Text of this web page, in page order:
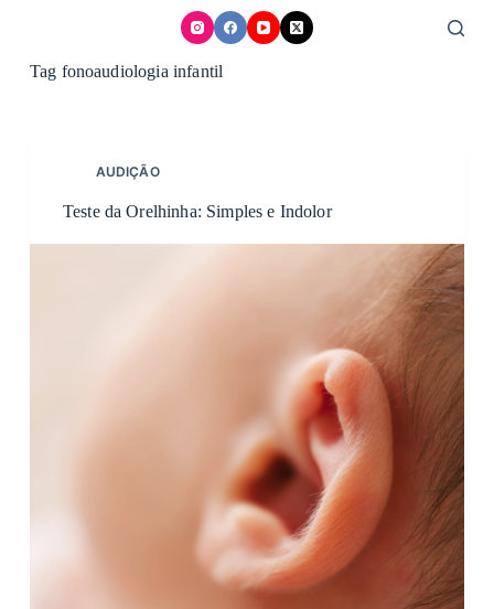
Tag fonoaudiologia infantil
AUDIÇÃO
Teste da Orelhinha: Simples e Indolor